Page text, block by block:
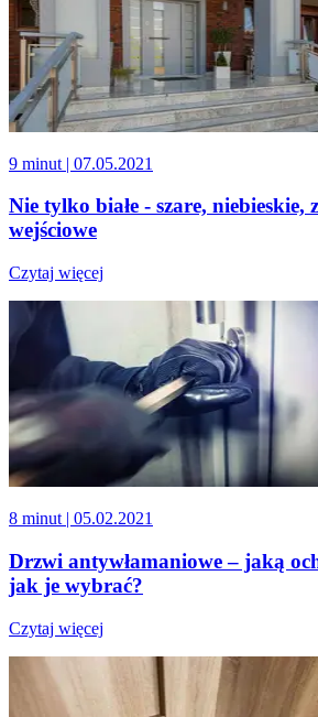
9 minut | 07.05.2021
Nie tylko białe - szare, niebieskie,
wejściowe
Czytaj więcej
8 minut | 05.02.2021
Drzwi antywłamaniowe – jaką
jak je wybrać?
Czytaj więcej